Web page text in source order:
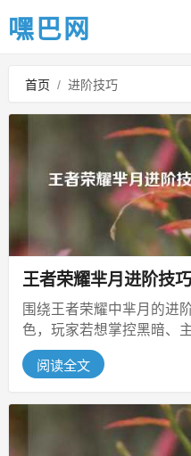
嘿巴网
首页 / 进阶技巧
王者荣耀芈月进阶技
围绕王者荣耀中芈月的进
色，玩家若想掌控黑暗、
频深入学习，视频中或详
阅读全文